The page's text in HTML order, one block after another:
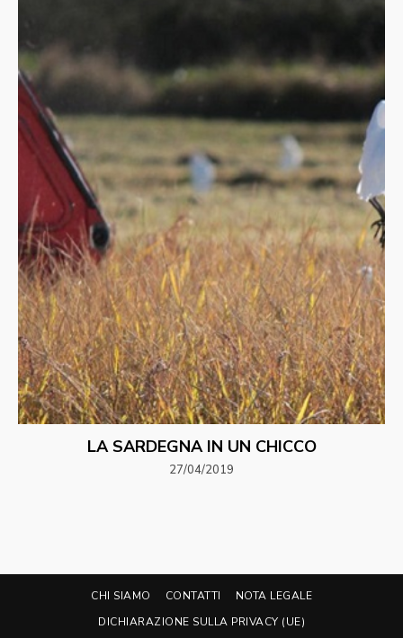
LA SARDEGNA IN UN CHICCO
27/04/2019
CHI SIAMO CONTATTI
NOTA LEGALE
DICHIARAZIONE SULLA PRIVACY (UE)